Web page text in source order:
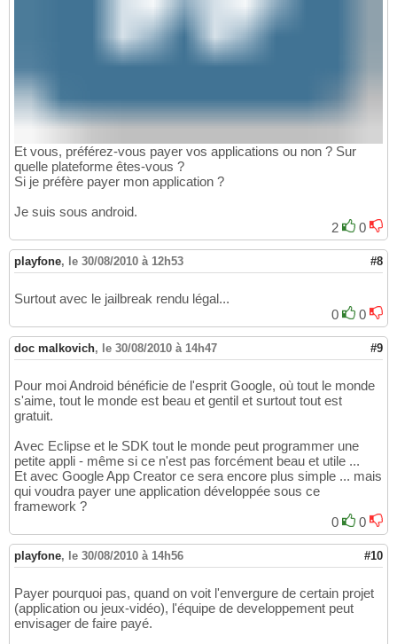
Et vous, préférez-vous payer vos applications ou non ? Sur
quelle plateforme êtes-vous ?
Si je préfère payer mon application ?
Je suis sous android.
2
0
playfone, le 30/08/2010 à 12h53 #8
Surtout avec le jailbreak rendu légal...
0
0
doc malkovich, le 30/08/2010 à 14h47 #9
Pour moi Android bénéficie de l'esprit Google, où tout le monde
s'aime, tout le monde est beau et gentil et surtout tout est
gratuit.
Avec Eclipse et le SDK tout le monde peut programmer une
petite appli - même si ce n'est pas forcément beau et utile ...
Et avec Google App Creator ce sera encore plus simple ... mais
qui voudra payer une application développée sous ce
framework ?
0
0
playfone, le 30/08/2010 à 14h56 #10
Payer pourquoi pas, quand on voit l'envergure de certain projet
(application ou jeux-vidéo), l'équipe de developpement peut
envisager de faire payé.